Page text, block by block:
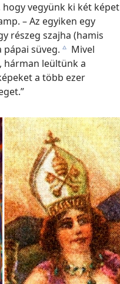
vegyünk ki két képet
– Az egyiken egy
részeg szajha (hamis
süveg. c Mivel
hárman leültünk a
a több ezer